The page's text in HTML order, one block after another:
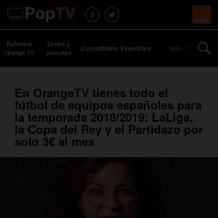
Estrenos
Orange TV
Series y
películas
Curiosidades Especiales Más
En OrangeTV tienes todo el
fútbol de equipos españoles para
la temporada 2018/2019: LaLiga,
la Copa del Rey y el Partidazo por
solo 3€ al mes